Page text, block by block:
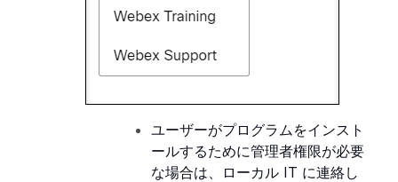
ユーザーがプログラムをインスト
ールするために管理者権限が必要
な場合は、ローカル IT に連絡し